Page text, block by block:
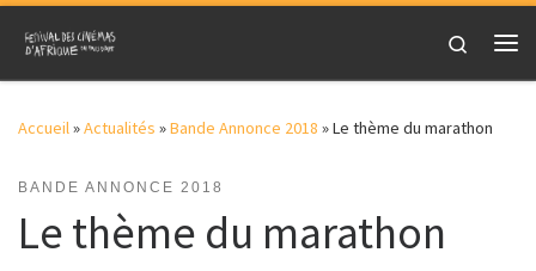
Skip to content
Search
Accueil»Actualités »Bande Annonce 2018 »Le thème du marathon
BANDE ANNONCE 2018
Le thème du marathon